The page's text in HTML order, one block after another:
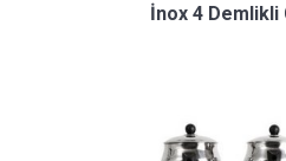
İnox 4 Demlikli